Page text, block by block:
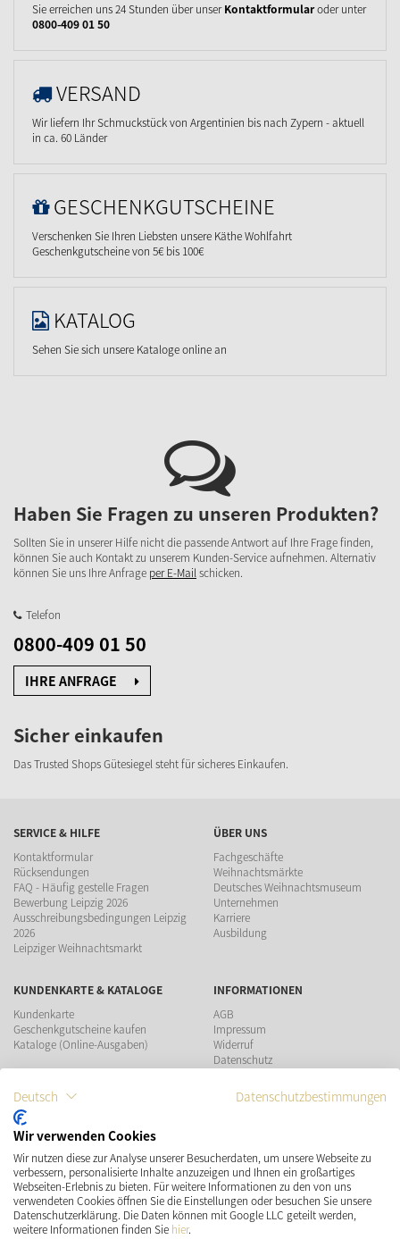
Sie erreichen uns 24 Stunden über unserKontaktformularoder unter
0800-409 01 50
VERSAND
Wir liefern Ihr Schmuckstück von Argentinien bis nach Zypern - aktuell
in ca. 60 Länder
GESCHENKGUTSCHEINE
Verschenken Sie Ihren Liebsten unsere Käthe Wohlfahrt
Geschenkgutscheine von 5€ bis 100€
KATALOG
Sehen Sie sich unsere Kataloge online an
Haben Sie Fragen zu unseren Produkten?
Sollten Sie in unserer Hilfe nicht die passende Antwort auf Ihre Frage finden,
können Sie auch Kontakt zu unserem Kunden-Service aufnehmen. Alternativ
können Sie uns Ihre Anfrage per E-Mailschicken.
Telefon
0800-409 01 50
IHRE ANFRAGE
Sicher einkaufen
Das Trusted Shops Gütesiegel steht für sicheres Einkaufen.
SERVICE & HILFE
Kontaktformular
Rücksendungen
FAQ - Häufig gestelle Fragen
Bewerbung Leipzig 2026
Ausschreibungsbedingungen Leipzig
2026
Leipziger Weihnachtsmarkt
ÜBER UNS
Fachgeschäfte
Weihnachtsmärkte
Deutsches Weihnachtsmuseum
Unternehmen
Karriere
Ausbildung
KUNDENKARTE & KATALOGE
Kundenkarte
Geschenkgutscheine kaufen
Kataloge (Online-Ausgaben)
INFORMATIONEN
AGB
Impressum
Widerruf
Datenschutz
ZAHLUNGSMÖGLICHKEITEN
VERSAND SOCIAL MEDIA
Deutsch Datenschutzbestimmungen
Wir verwenden Cookies
Wir nutzen diese zur Analyse unserer Besucherdaten, um unsere Webseite zu
verbessern, personalisierte Inhalte anzuzeigen und Ihnen ein großartiges
Webseiten-Erlebnis zu bieten. Für weitere Informationen zu den von uns
verwendeten Cookies öffnen Sie die Einstellungen oder besuchen Sie unsere
Datenschutzerklärung. Die Daten können mit Google LLC geteilt werden,
weitere Informationen finden Sie hier.